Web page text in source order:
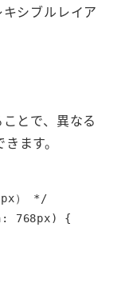
シブルレイア
とで、異なる
ます。
） */
768px) {